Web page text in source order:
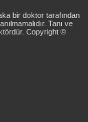
bir doktor tarafından
Tanı ve
Copyright ©